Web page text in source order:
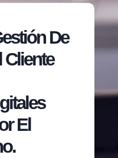
De
Cliente
El